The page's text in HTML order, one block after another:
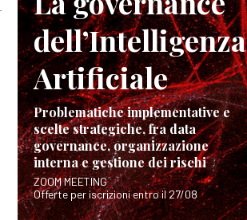
dell’Intelligenza
Artificiale
Problematiche implementative e
scelte strategiche, fra data
governance, organizzazione
interna e gestione dei rischi
ZOOM MEETING
Offerte per iscrizioni entro il 27/08